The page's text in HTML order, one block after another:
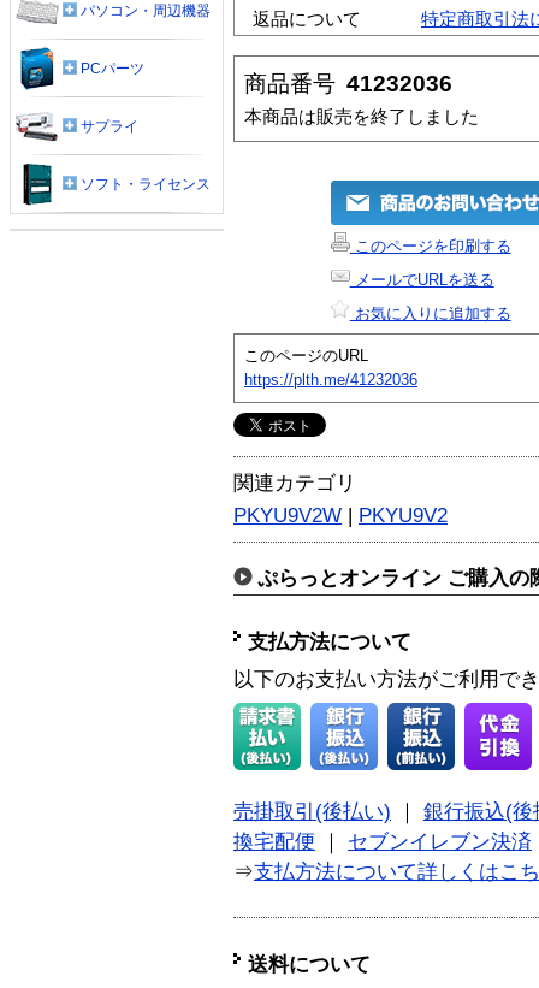
返品について
特定商取引法
商品番号 41232036
本商品は販売を終了しました
このページを印刷する
メールでURLを送る
お気に入りに追加する
このページのURL
https://plth.me/41232036
関連カテゴリ
PKYU9V2W | PKYU9V2
ぷらっとオンライン ご購入の
支払方法について
以下のお支払い方法がご利用で
売掛取引(後払い) ｜ 銀行振込(後
換宅配便 ｜ セブンイレブン決済
⇒支払方法について詳しくはこ
送料について
パソコン・周辺機器
PCパーツ
サプライ
ソフト・ライセンス